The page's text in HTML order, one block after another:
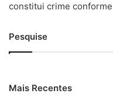
constitui crime
Pesquise
Mais Recentes